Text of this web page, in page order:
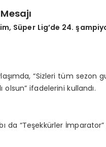
Süper Lig’de 24.
“Sizleri tüm sezon
ifadelerini kullandı.
da “Teşekkürler